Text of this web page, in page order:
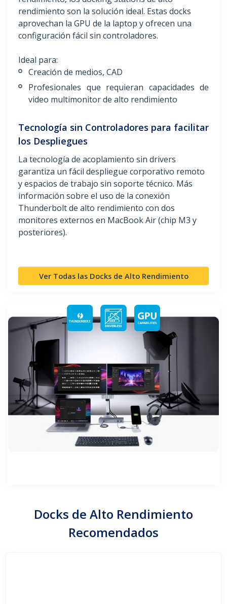
rendimiento son la solución ideal. Estas docks
aprovechan la GPU de la laptop y ofrecen una
configuración fácil sin controladores.
Ideal para:
Creación de medios, CAD
Profesionales que requieran capacidades de
video multimonitor de alto rendimiento
Tecnología sin Controladores para facilitar
los Despliegues
La tecnología de acoplamiento sin drivers
garantiza un fácil despliegue corporativo remoto
y espacios de trabajo sin soporte técnico. Más
información sobre el uso de la conexión
Thunderbolt de alto rendimiento con dos
monitores externos en MacBook Air (chip M3 y
posteriores).
Ver Todas las Docks de Alto Rendimiento
Docks de Alto Rendimiento
Recomendados